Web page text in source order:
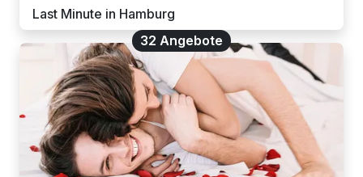
Last Minute in Hamburg
32 Angebote